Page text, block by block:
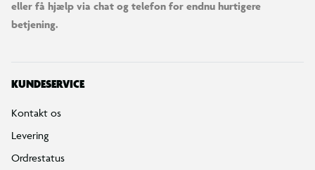
eller få hjælp via chat og telefon for endnu hurtigere
betjening.
KUNDESERVICE
Kontakt os
Levering
Ordrestatus